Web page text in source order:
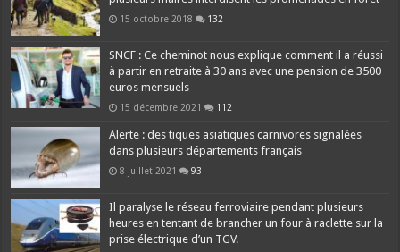
15 octobre 2018 132
SNCF : Ce cheminot nous explique comment il a réussi
à partir en retraite à 30 ans avec une pension de 3500
euros mensuels
15 décembre 2021 112
Alerte : des tiques asiatiques carnivores signalées
dans plusieurs départements français
8 juillet 2021 93
Il paralyse le réseau ferroviaire pendant plusieurs
heures en tentant de brancher un four à raclette sur la
prise électrique d’un TGV.